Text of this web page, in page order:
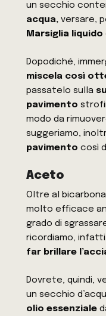
un secchio
acqua,versare,
Marsiglia liquido
Dopodiché,
miscela così
passatelo sulla
pavimento
modo da
suggeriamo,
pavimento così
Aceto
Oltre al
molto efficace
grado di
ricordiamo,
far brillare
Dovrete, quindi,
un secchio
olio essenziale